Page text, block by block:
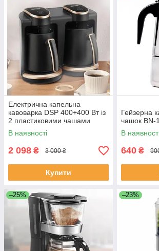
Електрична капельна
кавоварка DSP 400+400 Вт із
2 пластиковими чашами
0,25+0,25л KA-3049
В наявності
2 098 ₴ 3 000 ₴
Купити
Гейзерна
чашок BN-
В
640 ₴
–25% –23%